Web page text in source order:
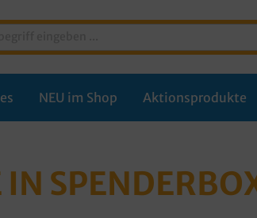
NEU im Shop Aktionsprodukte
IN